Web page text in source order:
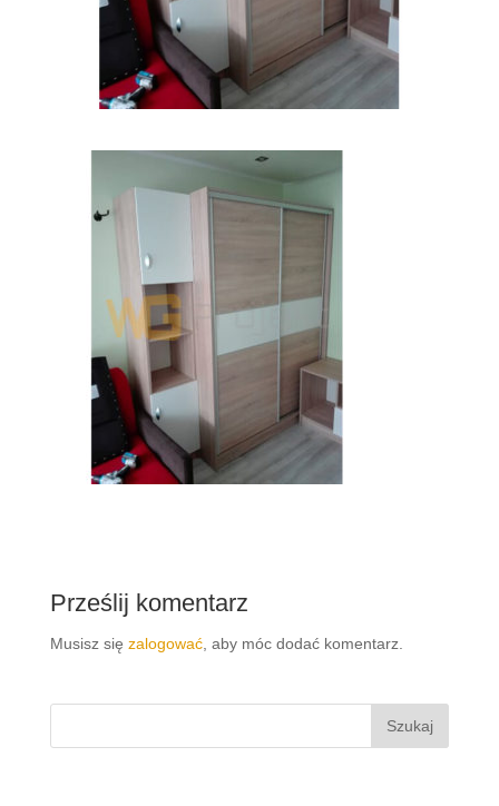
Prześlij komentarz
Musisz się zalogować, aby móc dodać komentarz.
Szukaj: